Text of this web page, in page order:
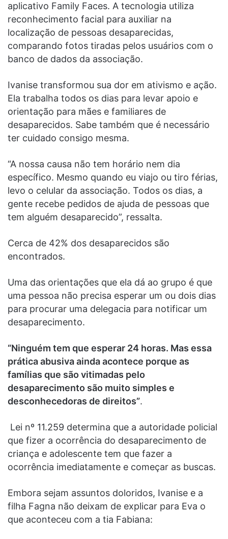
aplicativo Family Faces. A tecnologia utiliza
reconhecimento facial para auxiliar na
localização de pessoas desaparecidas,
comparando fotos tiradas pelos usuários com o
banco de dados da associação.
Ivanise transformou sua dor em ativismo e ação.
Ela trabalha todos os dias para levar apoio e
orientação para mães e familiares de
desaparecidos. Sabe também que é necessário
ter cuidado consigo mesma.
“A nossa causa não tem horário nem dia
específico. Mesmo quando eu viajo ou tiro férias,
levo o celular da associação. Todos os dias, a
gente recebe pedidos de ajuda de pessoas que
tem alguém desaparecido”, ressalta.
Cerca de 42% dos desaparecidos são
encontrados.
Uma das orientações que ela dá ao grupo é que
uma pessoa não precisa esperar um ou dois dias
para procurar uma delegacia para notificar um
desaparecimento.
“Ninguém tem que esperar 24 horas. Mas essa
prática abusiva ainda acontece porque as
famílias que são vitimadas pelo
desaparecimento são muito simples e
desconhecedoras de direitos”.
Lei nº 11.259 determina que a autoridade policial
que fizer a ocorrência do desaparecimento de
criança e adolescente tem que fazer a
ocorrência imediatamente e começar as buscas.
Embora sejam assuntos doloridos, Ivanise e a
filha Fagna não deixam de explicar para Eva o
que aconteceu com a tia Fabiana: